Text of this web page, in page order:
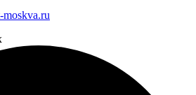
moskva.ru